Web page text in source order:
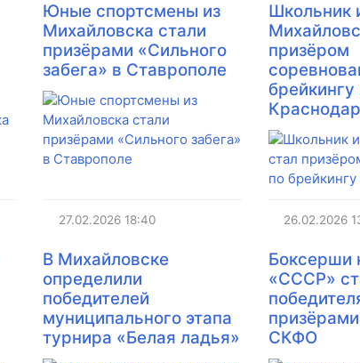
Юные спортсмены из
Михайловска стали
призёрами «Сильного
забега» в Ставрополе
27.02.2026 18:40
Школьник
призёром
брейкингу
26.02.2026
В Михайловске
определили
победителей
муниципального этапа
турнира «Белая ладья»
Боксерши
«СССР»
СКФО